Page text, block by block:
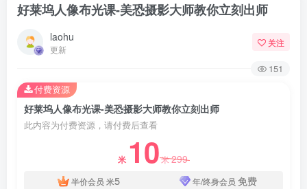
好莱坞人像布光课-美恐摄影大师教你立刻出师
laohu
更新
关注
151
好莱坞人像布光课-美恐摄影大师教你立刻出师
此内容为付费资源，请付费后查看
米 10米299
半价会员 米5 年/终身会员 免费
付费资源